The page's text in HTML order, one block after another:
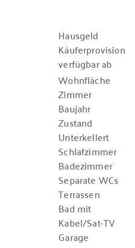
Hausgeld
Käuferprovision
verfügbar ab
Wohnfläche
Zimmer
Baujahr
Zustand
Unterkellert
Schlafzimmer
Badezimmer
Separate WCs
Terrassen
Bad mit
Kabel/Sat-TV
Garage